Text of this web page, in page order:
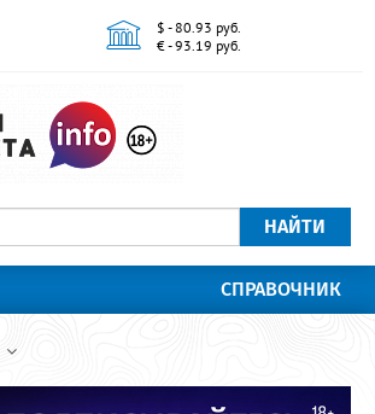
$ - 80.93 руб.
€ - 93.19 руб.
НАЙТИ
СПРАВОЧНИК